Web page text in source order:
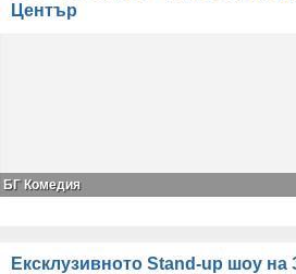
Център
БГ Комедия
Ексклузивното Stand-up шоу на